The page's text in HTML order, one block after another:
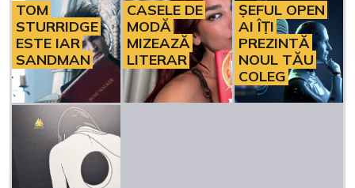
TOM
STURRIDGE
ESTE IAR
SANDMAN
CASELE DE
MODĂ
MIZEAZĂ
LITERAR
ȘEFUL OPEN
AI ÎȚI
PREZINTĂ
NOUL TĂU
COLEG